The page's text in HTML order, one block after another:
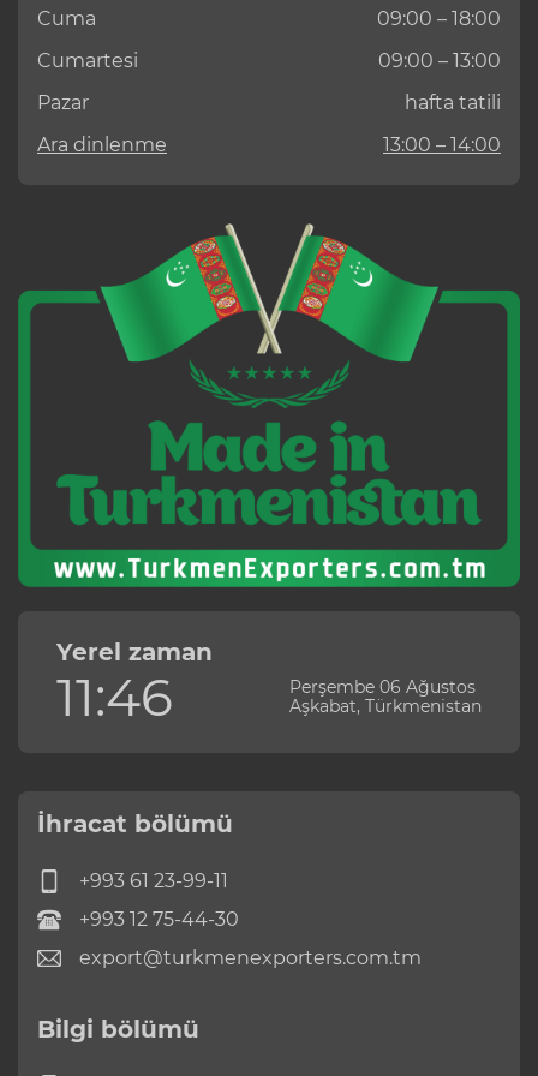
Cuma
09:00 – 18:00
Cumartesi
09:00 – 13:00
Pazar
hafta tatili
Ara dinlenme
13:00 – 14:00
Yerel zaman
11:46
Perşembe 06 Ağustos
Aşkabat, Türkmenistan
İhracat bölümü
+993 61 23-99-11
+993 12 75-44-30
export@turkmenexporters.com.tm
Bilgi bölümü